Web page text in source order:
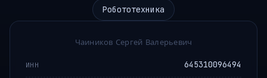
Робототехника
Чаиников Сергей Валерьевич
ИНН 645310096494